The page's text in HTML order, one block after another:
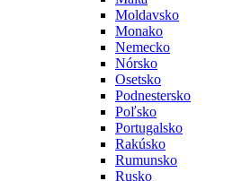
Moldavsko
Monako
Nemecko
Nórsko
Osetsko
Podnestersko
Poľsko
Portugalsko
Rakúsko
Rumunsko
Rusko